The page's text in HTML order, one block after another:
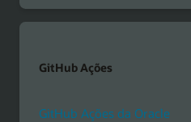
GitHub Ações
GitHub Ações da Oracle